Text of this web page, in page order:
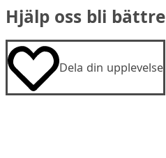
Hjälp oss bli bättre
Dela din upplevelse